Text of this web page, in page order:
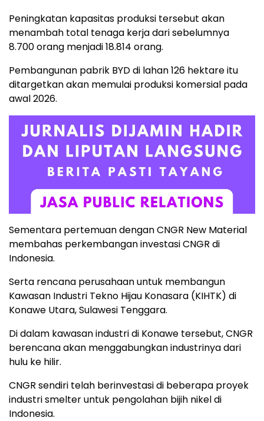
Peningkatan kapasitas produksi tersebut akan
menambah total tenaga kerja dari sebelumnya
8.700 orang menjadi 18.814 orang.
Pembangunan pabrik BYD di lahan 126 hektare itu
ditargetkan akan memulai produksi komersial pada
awal 2026.
Sementara pertemuan dengan CNGR New Material
membahas perkembangan investasi CNGR di
Indonesia.
Serta rencana perusahaan untuk membangun
Kawasan Industri Tekno Hijau Konasara (KIHTK) di
Konawe Utara, Sulawesi Tenggara.
Di dalam kawasan industri di Konawe tersebut, CNGR
berencana akan menggabungkan industrinya dari
hulu ke hilir.
CNGR sendiri telah berinvestasi di beberapa proyek
industri smelter untuk pengolahan bijih nikel di
Indonesia.